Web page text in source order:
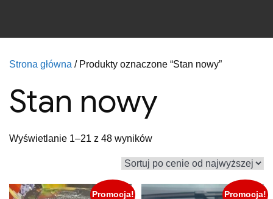
Strona główna / Produkty oznaczone “Stan nowy”
Stan nowy
Wyświetlanie 1–21 z 48 wynikówPosortowane
według
ceny:
od
Promocja! Promocja!